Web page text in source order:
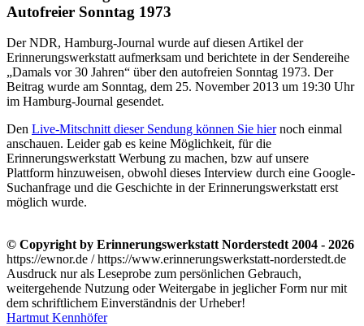
Autofreier Sonntag 1973
Der NDR, Hamburg-Journal wurde auf diesen Artikel der
Erinnerungswerkstatt aufmerksam und berichtete in der Sendereihe
Damals vor 30 Jahren
über den autofreien Sonntag 1973. Der
Beitrag wurde am Sonntag, dem 25. November 2013 um 19:30 Uhr
im Hamburg-Journal gesendet.
Den Live-Mitschnitt dieser Sendung können Sie hiernoch einmal
anschauen. Leider gab es keine Möglichkeit, für die
Erinnerungswerkstatt Werbung zu machen, bzw auf unsere
Plattform hinzuweisen, obwohl dieses Interview durch eine Google-
Suchanfrage und die Geschichte in der Erinnerungswerkstatt erst
möglich wurde.
© Copyright by Erinnerungswerkstatt Norderstedt 2004 - 2026
https://ewnor.de / https://www.erinnerungswerkstatt-norderstedt.de
Ausdruck nur als Leseprobe zum persönlichen Gebrauch,
weitergehende Nutzung oder Weitergabe in jeglicher Form nur mit
dem schriftlichem Einverständnis der Urheber!
Hartmut Kennhöfer